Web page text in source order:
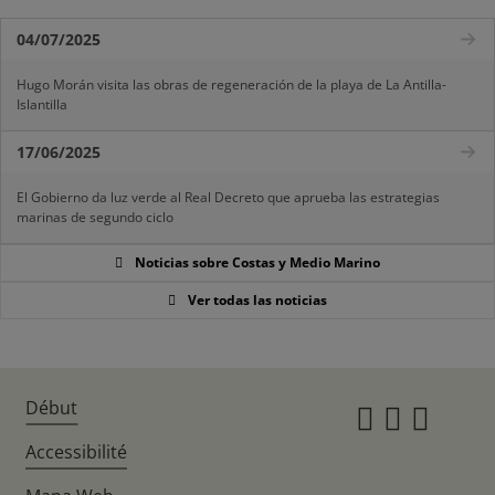
04/07/2025
Hugo Morán visita las obras de regeneración de la playa de La Antilla-
Islantilla
17/06/2025
El Gobierno da luz verde al Real Decreto que aprueba las estrategias
marinas de segundo ciclo
Noticias sobre Costas y Medio Marino
Ver todas las noticias
Début
Accessibilité